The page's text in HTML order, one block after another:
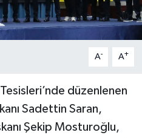
A- A+
düzenlenen
Sadettin Saran,
Şekip Mosturoğlu,